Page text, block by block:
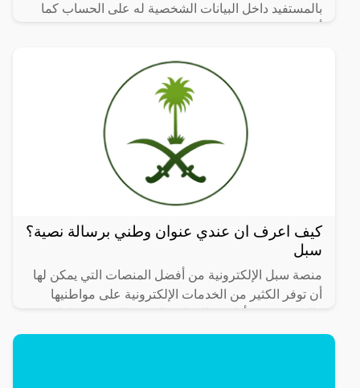
بالمستفيد داخل البيانات الشخصية له على الحساب كما
كيف اعرف ان عندي عنوان وطني برسالة نصية؟
سبل
منصة سبل الإلكترونية من أفضل المنصات التي يمكن لها
أن توفر الكثير من الخدمات الإلكترونية على مواطنيها
سوف